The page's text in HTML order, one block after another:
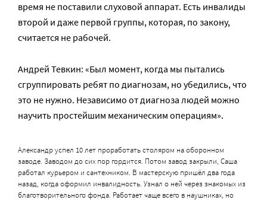
время не поставили слуховой аппарат. Есть инвалиды
второй и даже первой группы, которая, по закону,
считается не рабочей.
Андрей Тевкин: «Был момент, когда мы пытались
сгруппировать ребят по диагнозам, но убедились, что
это не нужно. Независимо от диагноза людей можно
научить простейшим механическим операциям».
Александр успел 10 лет проработать столяром на оборонном
заводе. Заводом до сих пор гордится. Потом завод закрыли, Саша
работал курьером и сантехником. В мастерскую пришёл два года
назад, когда оформил инвалидность. Узнал о ней через знакомых из
благотворительного фонда. Работает чаще всего в наушниках, но